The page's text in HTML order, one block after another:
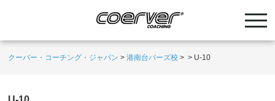
クーバー・コーチング・ジャパン >港南台バーズ校 > > U-10